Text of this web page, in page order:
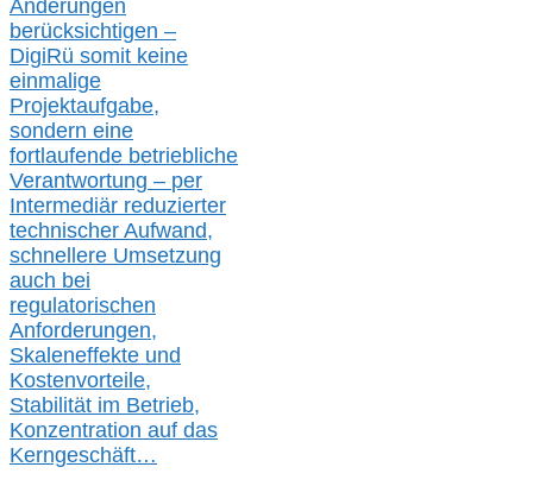
Änderungen
berücksichtigen –
DigiRü somit keine
einmalige
Projektaufgabe,
sondern eine
fortlaufende betriebliche
Verantwortung – per
Intermediär reduzierter
technischer Aufwand,
schnellere Umsetzung
auch bei
regulatorischen
Anforderungen,
Skaleneffekte und
Kostenvorteile,
Stabilität im Betrieb,
Konzentration auf das
Kerngeschäft…